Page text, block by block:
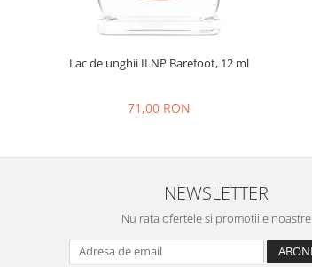
Lac de unghii ILNP Barefoot, 12 ml
71,00 RON
NEWSLETTER
Nu rata ofertele si promotiile noastre